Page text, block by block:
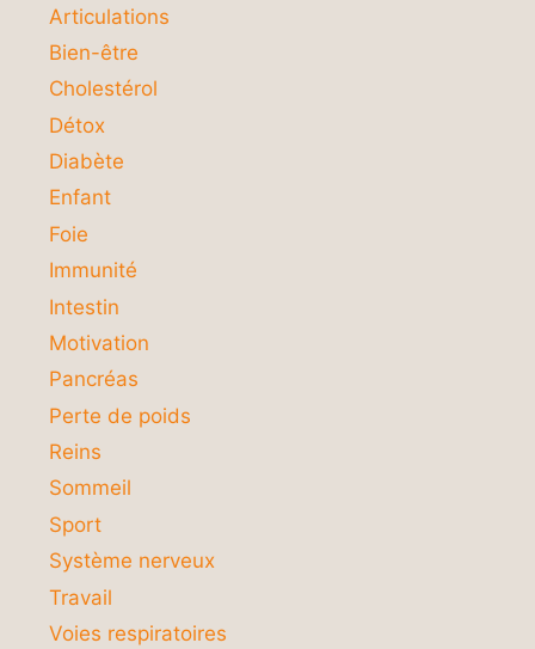
Articulations
Bien-être
Cholestérol
Détox
Diabète
Enfant
Foie
Immunité
Intestin
Motivation
Pancréas
Perte de poids
Reins
Sommeil
Sport
Système nerveux
Travail
Voies respiratoires